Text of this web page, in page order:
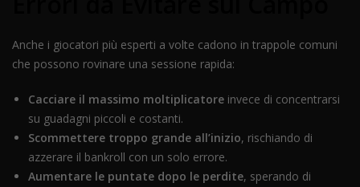
Anche i giocatori più esperti a volte cadono in trappole comuni
che possono rovinare una sessione rapida:
Cacciare il massimo moltiplicatore invece di concentrarsi
su guadagni piccoli e costanti.
Scommettere troppo grande all’inizio, rischiando di
azzerare il bankroll con un solo errore.
Aumentare le puntate dopo le perdite, sperando di